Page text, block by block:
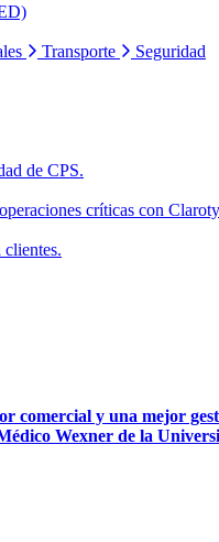
Transporte
Seguridad
de CPS.
críticas con
comercial y una mejor
Wexner de la